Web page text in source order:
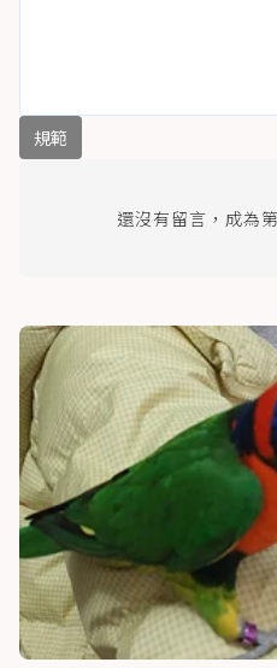
規範
還沒有留言，成為